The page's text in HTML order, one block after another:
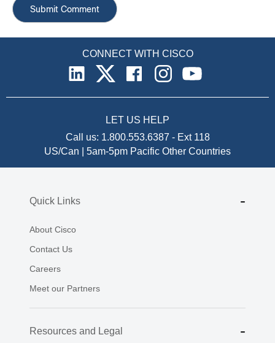
CONNECT WITH CISCO
LET US HELP
Call us: 1.800.553.6387 - Ext 118
US/Can | 5am-5pm Pacific Other Countries